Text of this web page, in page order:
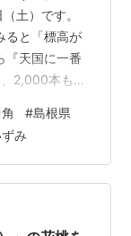
土）です。
ると「標高が
『天国に一番
2,000本もの
国に一番近
は、島根県邑
いう集落で
は、今回で
と気になっ
#島根県
み